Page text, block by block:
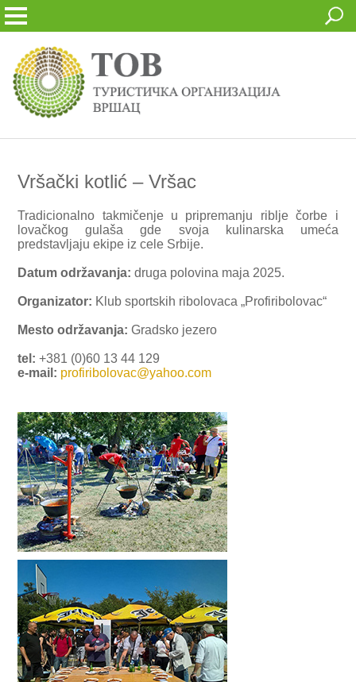
Vršački kotlić – Vršac
Tradicionalno takmičenje u pripremanju riblje čorbe i
lovačkog gulaša gde svoja kulinarska umeća
predstavljaju ekipe iz cele Srbije.
Datum održavanja:druga polovina maja 2025.
Organizator: Klub sportskih ribolovaca „Profiribolovac“
Mesto održavanja:Gradsko jezero
tel:+381 (0)60 13 44 129
e-mail: profiribolovac@yahoo.com